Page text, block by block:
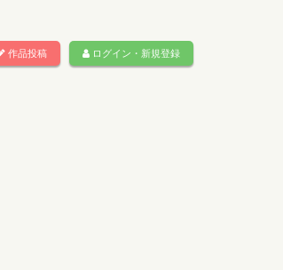
作品投稿 ログイン・新規登録